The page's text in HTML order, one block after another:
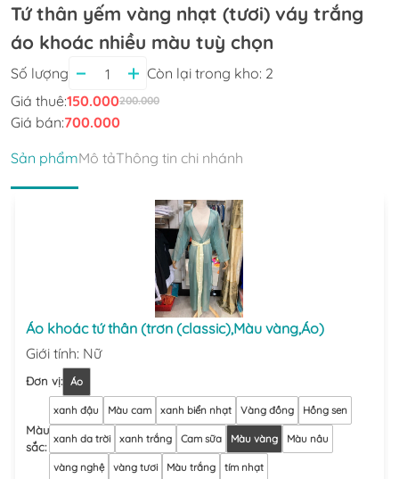
Tứ thân yếm vàng nhạt (tươi) váy trắng
áo khoác nhiều màu tuỳ chọn
Số lượng Còn lại trong kho: 2
Giá thuê:150.000200.000
Giá bán:700.000
Sản phẩmMô tảThông tin chi nhánh
Áo khoác tứ thân (trơn (classic),Màu vàng,Áo)
Giới tính: Nữ
Đơn vị: Áo
Màu
sắc:
xanh đậu Màu cam xanh biển nhạt Vàng đồng Hồng sen
xanh da trời xanh trắng Cam sữa Màu vàng Màu nâu
vàng nghệ vàng tươi Màu trắng tím nhạt